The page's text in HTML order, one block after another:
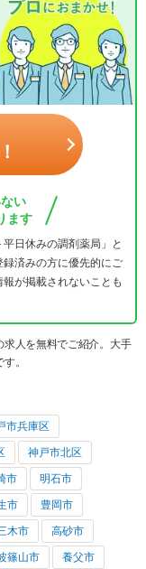
い
ます
日休みの調剤薬局」と
済みの方に優先的にご
が掲載されないことも
人を無料でご紹介。大手
。
市兵庫区
神戸市北区
市 明石市
市 豊岡市
木市 高砂市
篠山市 養父市